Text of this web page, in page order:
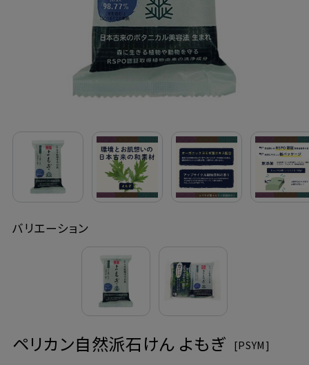
お問い合わせ
ご利用案内
よくあるご質問
会員登録でお得
バリエーション
ペリカン自然派石けん よもぎ [PSYM]